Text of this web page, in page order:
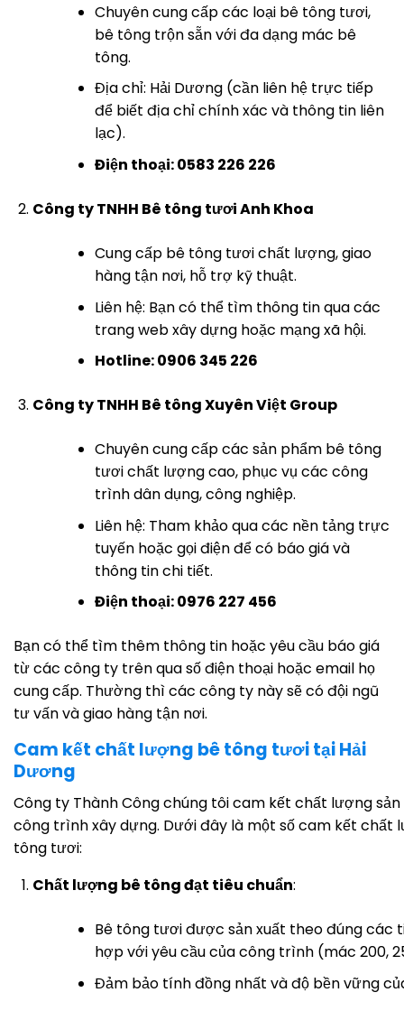
Chuyên cung cấp các loại bê tông tươi,
bê tông trộn sẵn với đa dạng mác bê
tông.
Địa chỉ: Hải Dương (cần liên hệ trực tiếp
để biết địa chỉ chính xác và thông tin liên
lạc).
Điện thoại: 0583 226 226
Công ty TNHH Bê tông tươi Anh Khoa
Cung cấp bê tông tươi chất lượng, giao
hàng tận nơi, hỗ trợ kỹ thuật.
Liên hệ: Bạn có thể tìm thông tin qua các
trang web xây dựng hoặc mạng xã hội.
Hotline: 0906 345 226
Công ty TNHH Bê tông Xuyên Việt Group
Chuyên cung cấp các sản phẩm bê tông
tươi chất lượng cao, phục vụ các công
trình dân dụng, công nghiệp.
Liên hệ: Tham khảo qua các nền tảng trực
tuyến hoặc gọi điện để có báo giá và
thông tin chi tiết.
Điện thoại: 0976 227 456
Bạn có thể tìm thêm thông tin hoặc yêu cầu báo giá
từ các công ty trên qua số điện thoại hoặc email họ
cung cấp. Thường thì các công ty này sẽ có đội ngũ
tư vấn và giao hàng tận nơi.
Cam kết chất lượng bê tông tươi tại Hải
Dương
Công ty Thành Công chúng tôi cam kết chất lượng
công trình xây dựng. Dưới đây là một số cam kết
tông tươi:
Chất lượng bê tông đạt tiêu chuẩn:
Bê tông tươi được sản xuất theo đúng các
hợp với yêu cầu của công trình (mác 200,
Đảm bảo tính đồng nhất và độ bền vững